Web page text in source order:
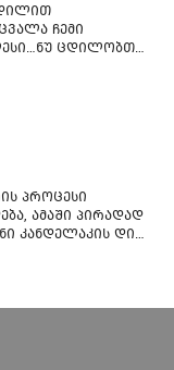
ჩემი
ცდილობთ
პროცესი
ამაში პირადად
კანდელაკის დიდ